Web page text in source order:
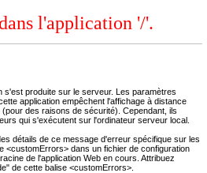
l'application '/'.
s'est produite sur le serveur. Les paramètres
application empêchent l'affichage à distance
des raisons de sécurité). Cependant, ils
qui s'exécutent sur l'ordinateur serveur local.
détails de ce message d'erreur spécifique sur les
<customErrors> dans un fichier de configuration
de l'application Web en cours. Attribuez
de cette balise <customErrors>.